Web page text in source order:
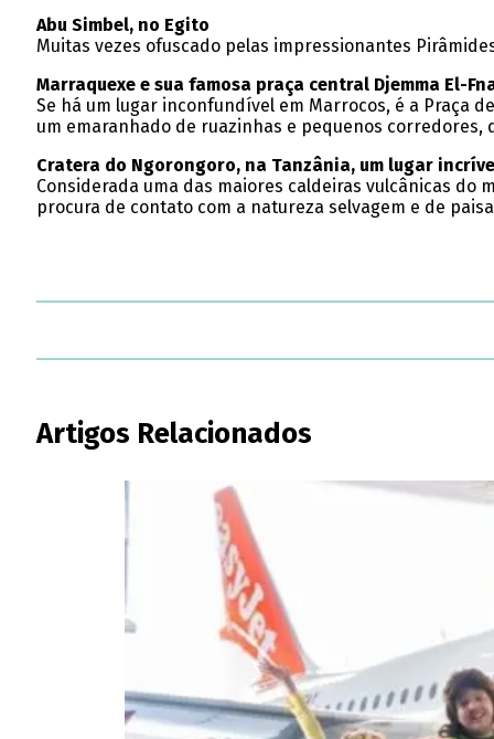
Abu Simbel, no Egito
Muitas vezes ofuscado pelas impressionantes
Marraquexe e sua famosa praça central Djemma El-
Se há um lugar inconfundível em Marrocos, é a Praça
um emaranhado de ruazinhas e pequenos
Cratera do Ngorongoro, na Tanzânia, um lugar
Considerada uma das maiores caldeiras vulcânicas do
procura de contato com a natureza selvagem e de
Artigos Relacionados